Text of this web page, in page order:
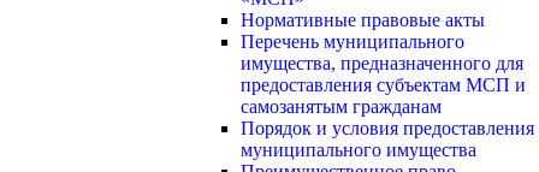
Нормативные правовые акты
Перечень муниципального
имущества, предназначенного для
предоставления субъектам МСП и
самозанятым гражданам
Порядок и условия предоставления
муниципального имущества